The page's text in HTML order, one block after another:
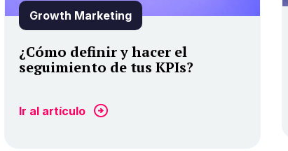
Growth Marketing
¿Cómo definir y hacer el
seguimiento de tus KPIs?
Ir al artículo